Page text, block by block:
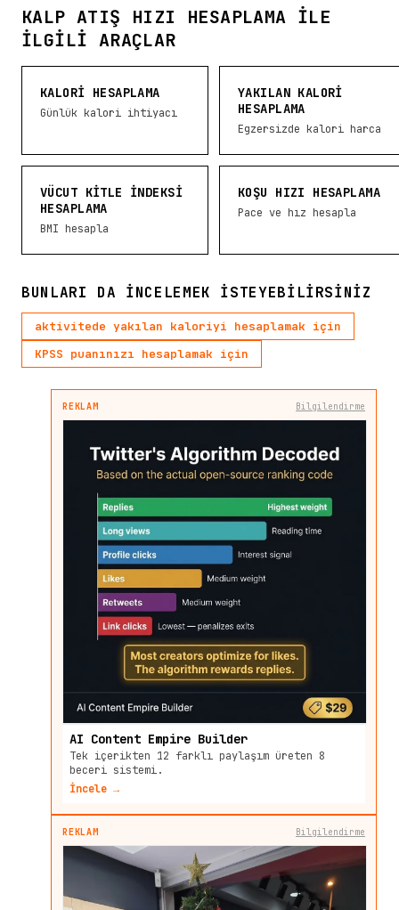
KALP ATIŞ HIZI HESAPLAMA ILE
İLGILI ARAÇLAR
KALORI HESAPLAMA
Günlük kalori ihtiyacı
YAKILAN KALORI
HESAPLAMA
Egzersizde kalori harca
VÜCUT KITLE İNDEKSI
HESAPLAMA
BMI hesapla
KOŞU HIZI HESAPLAMA
Pace ve hız hesapla
BUNLARI DA INCELEMEK ISTEYEBILIRSINIZ
aktivitede yakılan kaloriyi hesaplamak için
KPSS puanınızı hesaplamak için
REKLAM Bilgilendirme
AI Content Empire Builder
Tek içerikten 12 farklı paylaşım üreten 8
beceri sistemi.
İncele →
REKLAM Bilgilendirme